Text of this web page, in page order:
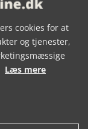
cookies for at
og tjenester,
Læs mere